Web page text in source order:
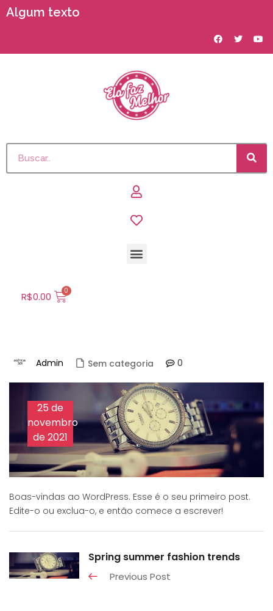
Algum texto
R$0.00
Admin Sem categoria 0
25 de
novembro
de 2021
Boas-vindas ao WordPress. Esse é o seu primeiro post.
Edite-o ou exclua-o, e então comece a escrever!
Spring summer fashion trends
Previous Post